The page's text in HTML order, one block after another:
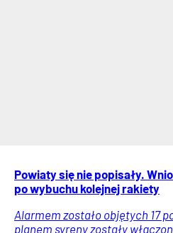
Powiaty się nie popisały.
po wybuchu kolejnej rakiety
Alarmem zostało objętych 17
planem syreny zostały